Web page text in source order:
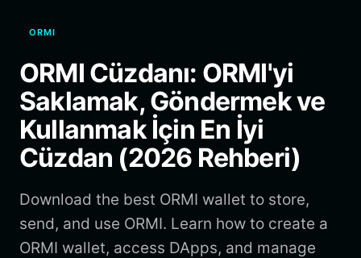
繁體中文
Bahasa Indonesia
ภาษาไทย
हिन्दी
Español
Português (Brasil)
ORMI
ORMI Cüzdanı: ORMI'yi
Saklamak, Göndermek ve
Kullanmak İçin En İyi
Cüzdan (2026 Rehberi)
Download the best ORMI wallet to store,
send, and use ORMI. Learn how to create a
ORMI wallet, access DApps, and manage